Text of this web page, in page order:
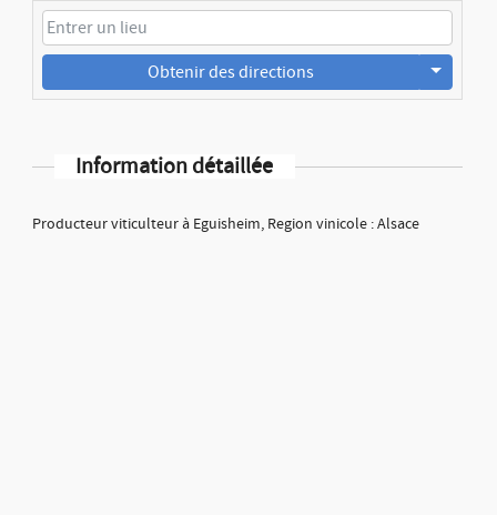
Obtenir des directions
Information détaillée
Producteur viticulteur à Eguisheim, Region vinicole : Alsace